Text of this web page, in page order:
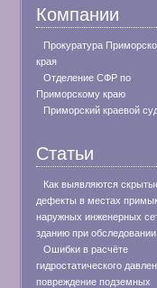
Компании
Прокуратура
края
Отделение СФР по
Приморскому краю
Приморский краевой
Статьи
Как выявляются
дефекты в местах
наружных инженерных
зданию при обследовании
Ошибки в расчёте
гидростатического
повреждение подземных